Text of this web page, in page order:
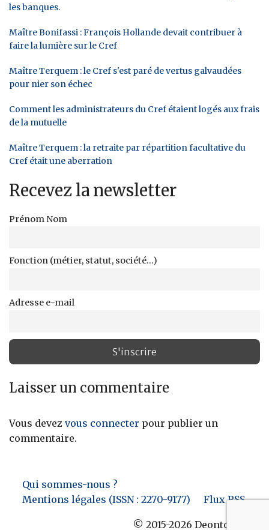
les banques.
Maître Bonifassi : François Hollande devait contribuer à
faire la lumière sur le Cref
Maître Terquem : le Cref s'est paré de vertus galvaudées
pour nier son échec
Comment les administrateurs du Cref étaient logés aux frais
de la mutuelle
Maître Terquem : la retraite par répartition facultative du
Cref était une aberration
Recevez la newsletter
Prénom Nom
Fonction (métier, statut, société...)
Adresse e-mail
Laisser un commentaire
Vous devez vous connecter pour publier un
commentaire.
Qui sommes-nous ?
Mentions légales (ISSN : 2270-9177)
Flux RSS
© 2015-2026 Deontofi.com